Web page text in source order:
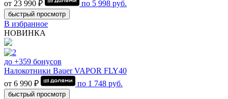
от 23 990 ₽
по 5 998 руб.
быстрый просмотр
В избранное
НОВИНКА
до +359 бонусов
Налокотники Bauer VAPOR FLY40
от 6 990 ₽
по 1 748 руб.
быстрый просмотр